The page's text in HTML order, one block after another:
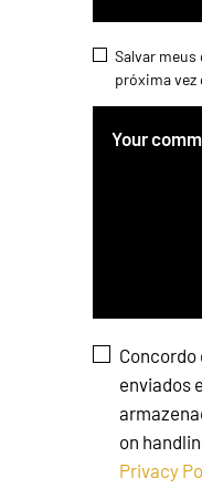
Salvar meus
próxima vez
Concordo
enviados
on
Privacy